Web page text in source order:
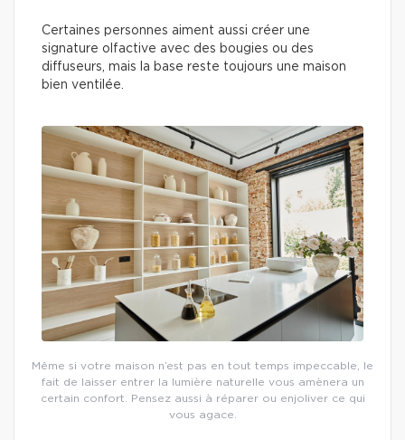
Certaines personnes aiment aussi créer une
signature olfactive avec des bougies ou des
diffuseurs, mais la base reste toujours une maison
bien ventilée.
Même si votre maison n’est pas en tout temps impeccable, le
fait de laisser entrer la lumière naturelle vous amènera un
certain confort. Pensez aussi à réparer ou enjoliver ce qui
vous agace.